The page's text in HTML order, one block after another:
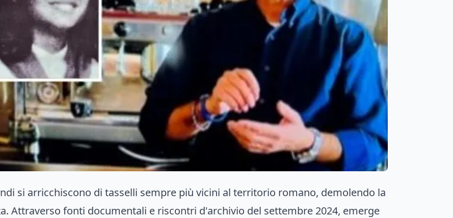
si arricchiscono di tasselli sempre più vicini al territorio romano, demolendo la
Attraverso fonti documentali e riscontri d'archivio del settembre 2024, emerge